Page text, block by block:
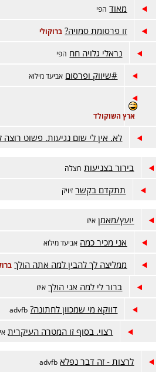
מאוד הפי
זו פרסומת סמויה? ברוקולי
נראלי גלויה חח הפי
#שיווק ופרסום אביעד מילוא
ארץ השוקולד
לא. אין לי שום נגיעות. פשוט רוצה
בירור בצניעות חצלה
תתקדם בקשר זיויק
יועץ/מאמן איזו
אני מכיר כמה אביעד מילוא
ממליצה לך להבין למה אתה הולך
ברור לי למה אני הולך איזו
דווקא מי שמכוון לחתונה? advfb
רצוי. בסוף זו המטרה העיקרית
לרצות - זה דבר נפלא advfb